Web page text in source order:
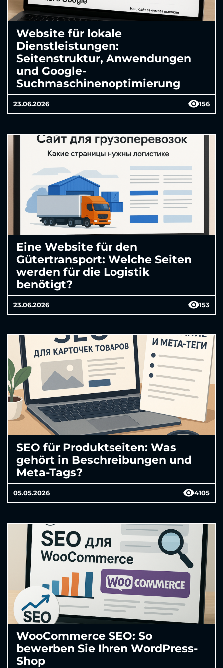
Website für lokale
Dienstleistungen:
Seitenstruktur, Anwendungen
und Google-
Suchmaschinenoptimierung
23.06.2026 156
Eine Website für den
Gütertransport: Welche Seiten
werden für die Logistik
benötigt?
23.06.2026 153
SEO für Produktseiten: Was
gehört in Beschreibungen und
Meta-Tags?
05.05.2026 4105
WooCommerce SEO: So
bewerben Sie Ihren WordPress-
Shop